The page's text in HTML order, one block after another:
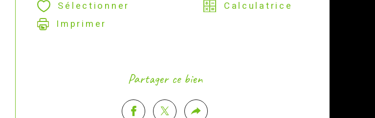
Sélectionner
Calculatrice
Imprimer
Partager ce bien